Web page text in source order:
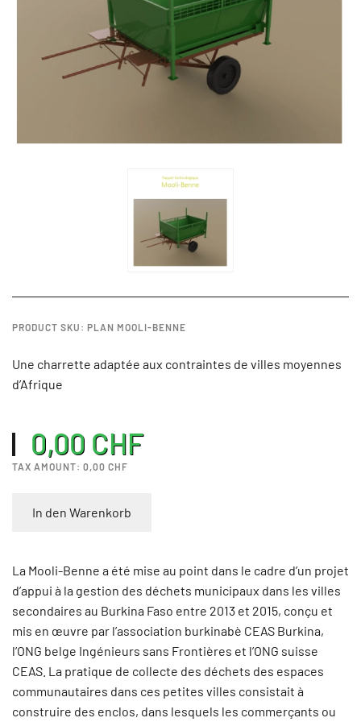
PRODUCT SKU: PLAN MOOLI-BENNE
Une charrette adaptée aux contraintes de villes moyennes
d’Afrique
0,00 CHF
TAX AMOUNT: 0,00 CHF
In den Warenkorb
La Mooli-Benne a été mise au point dans le cadre d’un projet
d’appui à la gestion des déchets municipaux dans les villes
secondaires au Burkina Faso entre 2013 et 2015, conçu et
mis en œuvre par l’association burkinabè CEAS Burkina,
l’ONG belge Ingénieurs sans Frontières et l’ONG suisse
CEAS. La pratique de collecte des déchets des espaces
communautaires dans ces petites villes consistait à
construire des enclos, dans lesquels les commerçants ou